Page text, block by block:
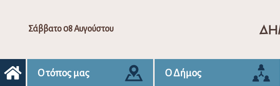
Σάββατο 08 Αυγούστου
Ο τόπος μας Ο Δήμος